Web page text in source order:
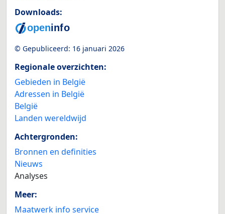
Downloads:
© Gepubliceerd: 16 januari 2026
Regionale overzichten:
Gebieden in België
Adressen in België
België
Landen wereldwijd
Achtergronden:
Bronnen en definities
Nieuws
Analyses
Meer:
Maatwerk info service